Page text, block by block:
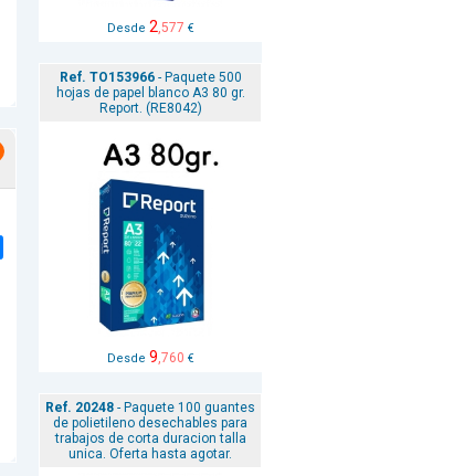
Desde 2,577 €
Ref. TO153966- Paquete 500
hojas de papel blanco A3 80 gr.
Report. (RE8042)
Desde 9,760 €
Ref. 20248 - Paquete 100 guantes
de polietileno desechables para
trabajos de corta duracion talla
unica. Oferta hasta agotar.